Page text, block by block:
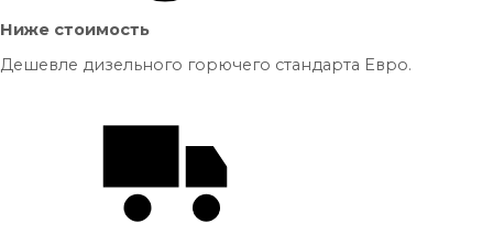
Ниже стоимость
Дешевле дизельного горючего стандарта Евро.